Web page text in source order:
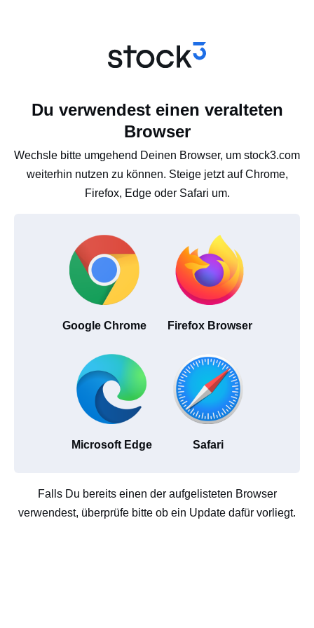
Du verwendest einen veralteten
Browser
Wechsle bitte umgehend Deinen Browser, um stock3.com
weiterhin nutzen zu können. Steige jetzt auf Chrome,
Firefox, Edge oder Safari um.
Google Chrome Firefox Browser
Microsoft Edge Safari
Falls Du bereits einen der aufgelisteten Browser
verwendest, überprüfe bitte ob ein Update dafür vorliegt.